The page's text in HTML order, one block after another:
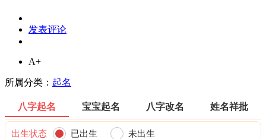
发表评论
A+
所属分类： 起名
八字起名 宝宝起名 八字改名 姓名祥批
出生状态 已出生 未出生